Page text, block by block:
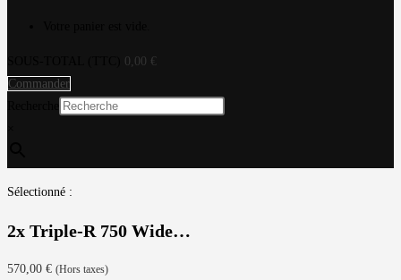
0,00 €
Commander
Sélectionné :
2x Triple-R 750 Wide…
570,00 € (Hors taxes)